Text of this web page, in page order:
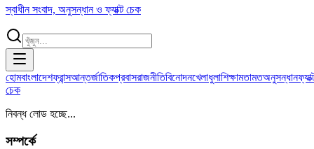
স্বাধীন সংবাদ, অনুসন্ধান ও ফ্যাক্ট চেক
হোমবাংলাদেশফ্রান্সআন্তর্জাতিকপ্রবাসরাজনীতিবিনোদনখেলাধুলাশিক্ষামতামতঅনুসন্ধান
চেক
নিবন্ধ লোড হচ্ছে...
সম্পর্কে